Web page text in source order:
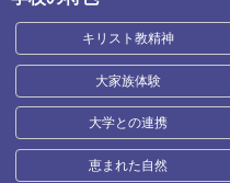
キリスト教精神
大家族体験
大学との連携
恵まれた自然